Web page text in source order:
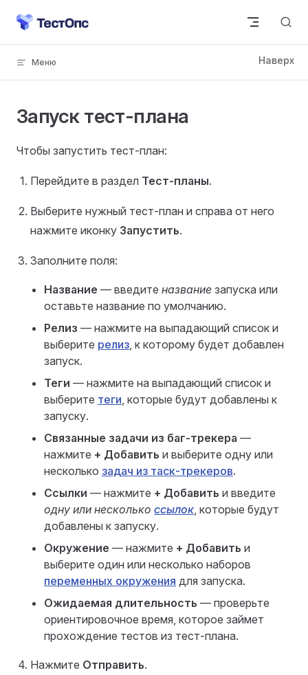
Skip to content
Запуск тест-плана
Чтобы запустить тест-план:
Перейдите в раздел Тест-планы.
Выберите нужный тест-план и справа от него
нажмите иконку Запустить.
Заполните поля:
Название — введите название запуска или
оставьте название по умолчанию.
Релиз — нажмите на выпадающий список и
выберите релиз, к которому будет добавлен
запуск.
Теги — нажмите на выпадающий список и
выберите теги, которые будут добавлены к
запуску.
Связанные задачи из баг-трекера —
нажмите + Добавить и выберите одну или
несколько задач из таск-трекеров.
Ссылки — нажмите + Добавить и введите
одну или несколько ссылок, которые будут
добавлены к запуску.
Окружение — нажмите + Добавить и
выберите один или несколько наборов
переменных окружения для запуска.
Ожидаемая длительность — проверьте
ориентировочное время, которое займет
прохождение тестов из тест-плана.
Нажмите Отправить.